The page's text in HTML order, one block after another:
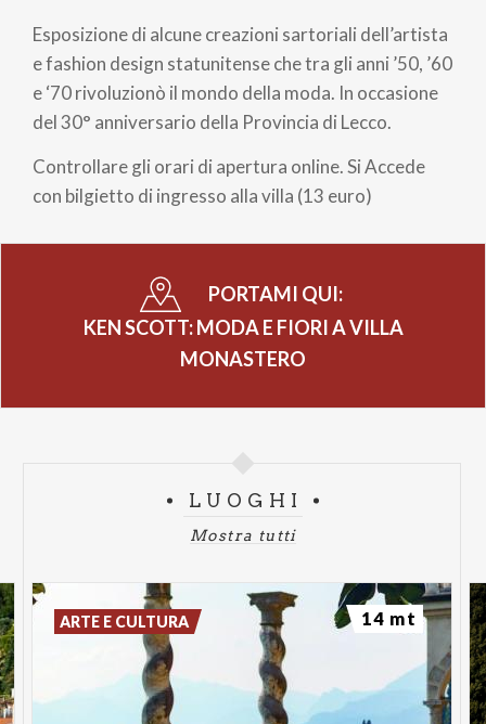
di
pane
Esposizione di alcune creazioni sartoriali dell’artista
e fashion design statunitense che tra gli anni ’50, ’60
e ‘70 rivoluzionò il mondo della moda. In occasione
del 30° anniversario della Provincia di Lecco.
Controllare gli orari di apertura online. Si Accede
con bilgietto di ingresso alla villa (13 euro)
PORTAMI QUI:
KEN SCOTT: MODA E FIORI A VILLA
MONASTERO
LUOGHI
Mostra tutti
ARTE E CULTURA 14 mt